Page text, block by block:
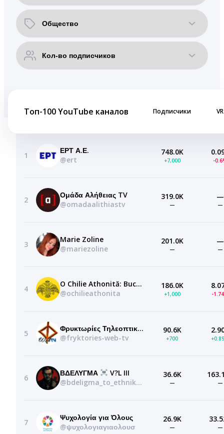
Топ-100 YouTube каналов Подписчики VR
1
ΕΡΤ Α.Ε.
@ert
748.0K
+7,000 -
2
Ομάδα Αλήθειας TV
@omadaalithiastv
319.0K
—
—
—
3
Marie Zoline
@mariezoline
201.0K
—
—
—
4
O Chilie Athonită: Bucurii din Sfântul Munte
@ochilieathonita
186.0K
+1,000 -
5
Φρυκτωρίες Τηλεοπτικός και Διαδικτυακός Σταθμός
@fryktories-web-tv
90.6K
+700
6
ΒΔΕΛΥΓΜΑ
V?L III
@bdeligma_to_ethniko_kanali
36.6K
— —
7
Ψυχολογία για Όλους
@ψυχολογιαγιαολουσ
26.9K
— —